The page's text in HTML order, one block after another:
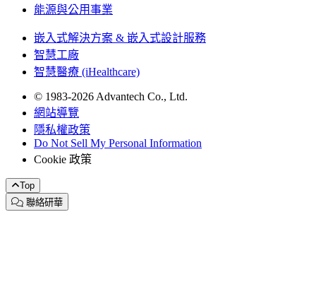
能源與公用事業
嵌入式解決方案 & 嵌入式設計服務
智慧工廠
智慧醫療 (iHealthcare)
© 1983-2026 Advantech Co., Ltd.
網站導覽
隱私權政策
Do Not Sell My Personal Information
Cookie 政策
Top
聯絡研華